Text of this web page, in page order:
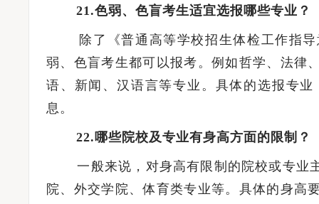
21.色弱、色盲考生适宜选报哪些专业？
除了《普通高等学校招生体检工作指导
弱、色盲考生都可以报考。例如哲学、法律
语、新闻、汉语言等专业。具体的选报专
息。
22.哪些院校及专业有身高方面的限制？
一般来说，对身高有限制的院校或专业主
院、外交学院、体育类专业等。具体的身高